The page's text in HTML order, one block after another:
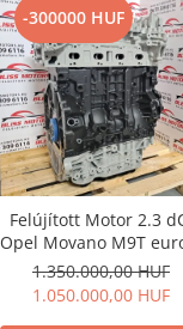
-300000 HUF
Felújított Motor 2.3
Opel Movano M9T
1.350.000,00 HUF
1.050.000,00 HUF